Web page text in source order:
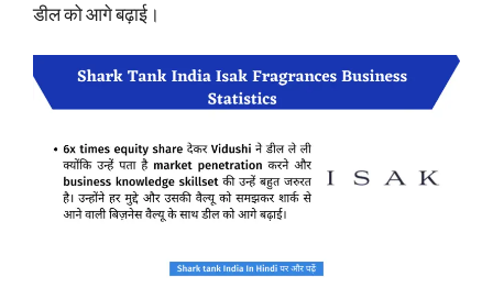
डील को आगे बढ़ाई।